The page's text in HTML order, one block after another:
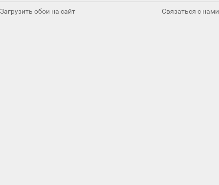
Загрузить обои на сайт Связаться с нами